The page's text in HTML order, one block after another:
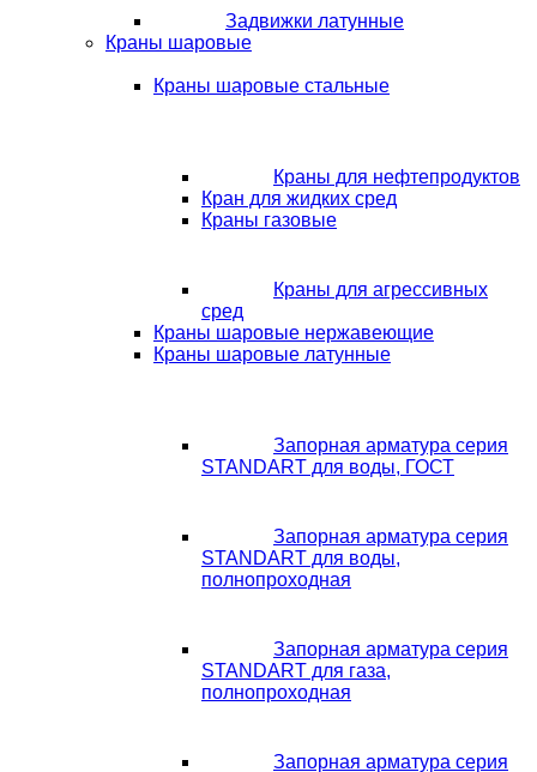
Задвижки латунные
Краны шаровые
Краны шаровые стальные
Краны для нефтепродуктов
Кран для жидких сред
Краны газовые
Краны для агрессивных
сред
Краны шаровые нержавеющие
Краны шаровые латунные
Запорная арматура серия
STANDART для воды, ГОСТ
Запорная арматура серия
STANDART для воды,
полнопроходная
Запорная арматура серия
STANDART для газа,
полнопроходная
Запорная арматура серия